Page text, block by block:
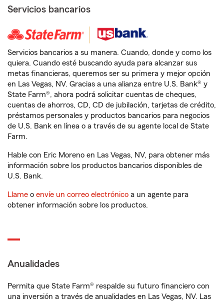
Servicios bancarios
Servicios bancarios a su manera. Cuando, donde y como los
quiera. Cuando esté buscando ayuda para alcanzar sus
metas financieras, queremos ser su primera y mejor opción
en Las Vegas, NV. Gracias a una alianza entre U.S. Bank® y
State Farm®, ahora podrá solicitar cuentas de cheques,
cuentas de ahorros, CD, CD de jubilación, tarjetas de crédito,
préstamos personales y productos bancarios para negocios
de U.S. Bank en línea o a través de su agente local de State
Farm.
Hable con Eric Moreno en Las Vegas, NV, para obtener más
información sobre los productos bancarios disponibles de
U.S. Bank.
Llame o envíe un correo electrónico a un agente para
obtener información sobre los productos.
Anualidades
Permita que State Farm® respalde su futuro financiero con
una inversión a través de anualidades en Las Vegas, NV. Las